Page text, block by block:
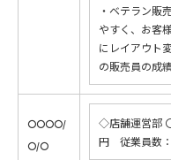
・ベテラン販
やすく、お客
にレイアウト
の販売員の成
〇〇〇〇/
〇/〇
◇店舗運営部
円 従業員数